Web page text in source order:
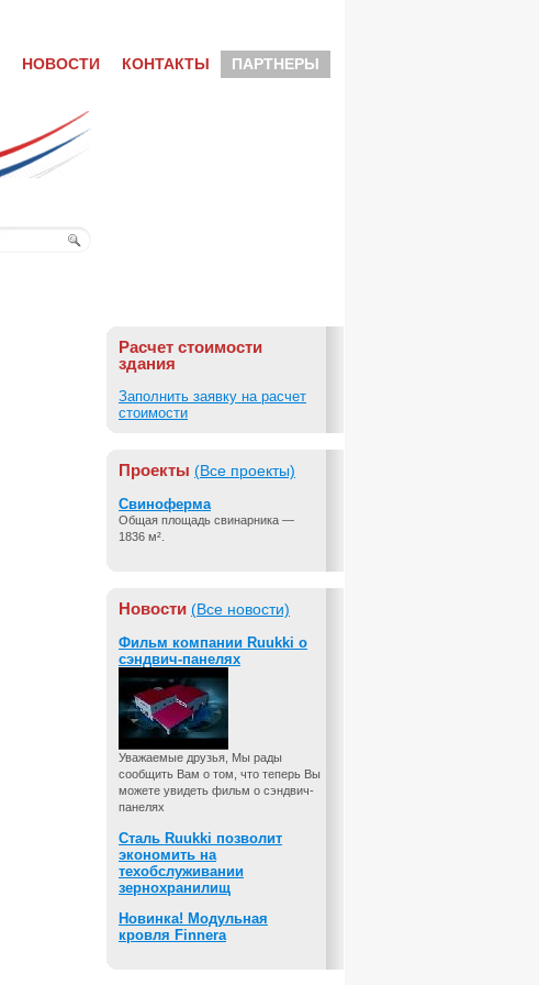
НОВОСТИ КОНТАКТЫ ПАРТНЕРЫ
Расчет стоимости
здания
Заполнить заявку на расчет
стоимости
Проекты (Все проекты)
Свиноферма
Общая площадь свинарника —
1836 м².
Новости (Все новости)
Фильм компании Ruukki о
сэндвич-панелях
Уважаемые друзья, Мы рады
сообщить Вам о том, что теперь Вы
можете увидеть фильм о сэндвич-
панелях
Сталь Ruukki позволит
экономить на
техобслуживании
зернохранилищ
Новинка! Модульная
кровля Finnera